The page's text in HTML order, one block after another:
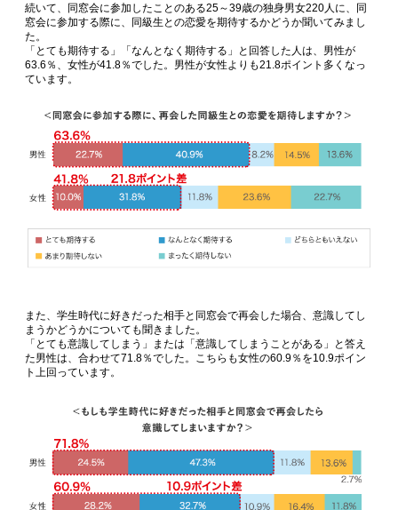
続いて、同窓会に参加したことのある25～39歳の独身男女220人に、同
窓会に参加する際に、同級生との恋愛を期待するかどうか聞いてみまし
た。
「とても期待する」「なんとなく期待する」と回答した人は、男性が
63.6％、女性が41.8％でした。男性が女性よりも21.8ポイント多くなっ
ています。
また、学生時代に好きだった相手と同窓会で再会した場合、意識してし
まうかどうかについても聞きました。
「とても意識してしまう」または「意識してしまうことがある」と答え
た男性は、合わせて71.8％でした。こちらも女性の60.9％を10.9ポイン
ト上回っています。